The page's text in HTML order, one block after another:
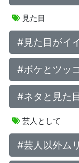
見た目
#見た目がイ
#ボケとツッ
#ネタと見た
芸人として
#芸人以外ムリ